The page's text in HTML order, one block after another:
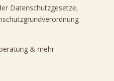
Datenschutzgesetze,
& mehr